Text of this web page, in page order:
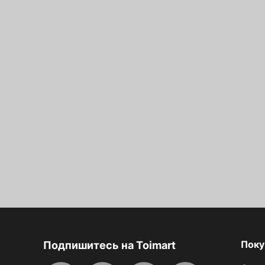
Подпишитесь на Toimart